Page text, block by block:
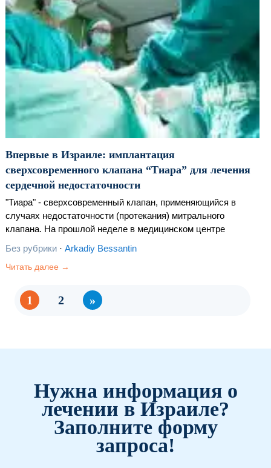
Впервые в Израиле: имплантация
сверхсовременного клапана “Тиара” для лечения
сердечной недостаточности
"Тиара" - сверхсовременный клапан, применяющийся в
случаях недостаточности (протекания) митрального
клапана. На прошлой неделе в медицинском центре
Бен-Галя, заведующего отделением сердечно-сосудистой
хирургии, в сотрудничестве с отделением…
Без рубрики · Arkadiy Bessantin
Читать далее →
1 2 »
Нужна информация о
лечении в Израиле?
Заполните форму
запроса!